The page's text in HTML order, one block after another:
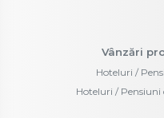
Vânzări
Hoteluri /
Hoteluri / Pensiuni